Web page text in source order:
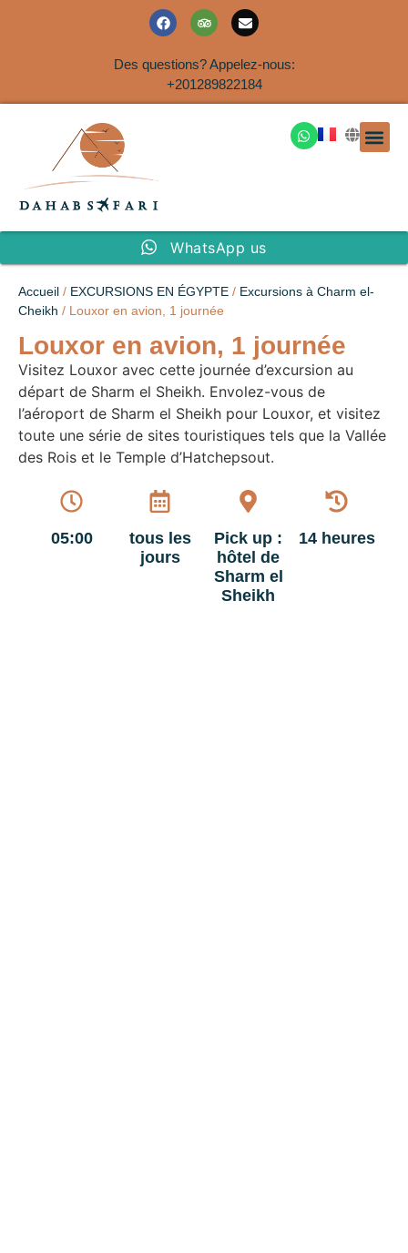
Des questions? Appelez-nous:
+201289822184
WhatsApp us
Accueil / EXCURSIONS EN ÉGYPTE / Excursions à Charm el-
Cheikh / Louxor en avion, 1 journée
Louxor en avion, 1 journée
Visitez Louxor avec cette journée d’excursion au
départ de Sharm el Sheikh. Envolez-vous de
l’aéroport de Sharm el Sheikh pour Louxor, et visitez
toute une série de sites touristiques tels que la Vallée
des Rois et le Temple d’Hatchepsout.
05:00
tous les
jours
Pick up :
hôtel de
Sharm el
Sheikh
14 heures